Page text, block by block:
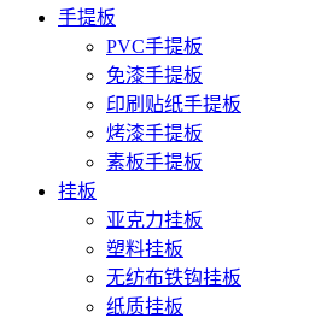
手提板
PVC手提板
免漆手提板
印刷贴纸手提板
烤漆手提板
素板手提板
挂板
亚克力挂板
塑料挂板
无纺布铁钩挂板
纸质挂板